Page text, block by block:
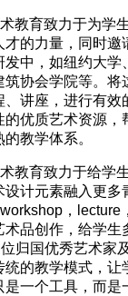
教育致力于为学
的力量，同时邀
中，如纽约大学
筑协会学院等。将
讲座，进行有效
优质艺术资源，
教学体系。
教育致力于给学
计元素融入更多
，lecture
术品创作，给学生
归国优秀艺术家
统的教学模式，让
是一个工具，而是